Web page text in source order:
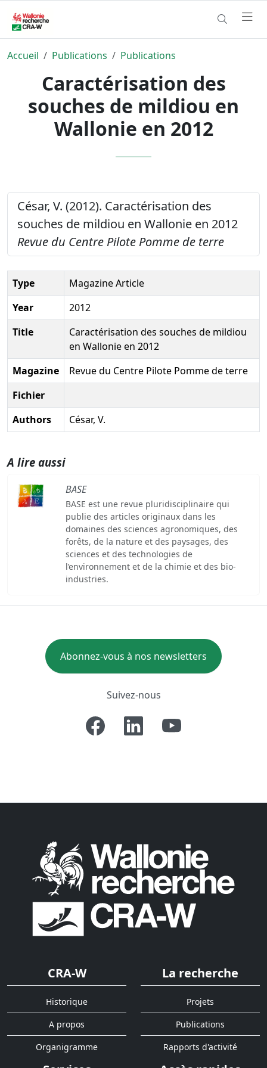
Accueil Publications Publications
Caractérisation des
souches de mildiou en
Wallonie en 2012
César, V. (2012). Caractérisation des
souches de mildiou en Wallonie en 2012
Revue du Centre Pilote Pomme de terre
Type
Magazine Article
Year
2012
Title
Caractérisation des souches de mildiou
en Wallonie en 2012
Magazine
Revue du Centre Pilote Pomme de terre
Fichier
Authors
César, V.
A lire aussi
BASE
BASE est une revue pluridisciplinaire qui
publie des articles originaux dans les
domaines des sciences agronomiques, des
forêts, de la nature et des paysages, des
sciences et des technologies de
l’environnement et de la chimie et des bio-
industries.
Abonnez-vous à nos newsletters
Suivez-nous
CRA-W
Historique
A propos
Organigramme
La recherche
Projets
Publications
Rapports d'activité